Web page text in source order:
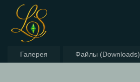
Галерея Файлы (Downloads)